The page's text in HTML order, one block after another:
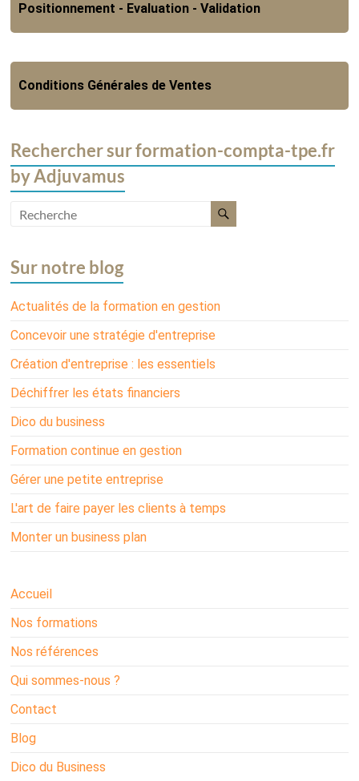
Positionnement - Evaluation - Validation
Conditions Générales de Ventes
Rechercher sur formation-compta-tpe.fr
by Adjuvamus
Sur notre blog
Actualités de la formation en gestion
Concevoir une stratégie d'entreprise
Création d'entreprise : les essentiels
Déchiffrer les états financiers
Dico du business
Formation continue en gestion
Gérer une petite entreprise
L'art de faire payer les clients à temps
Monter un business plan
Accueil
Nos formations
Nos références
Qui sommes-nous ?
Contact
Blog
Dico du Business